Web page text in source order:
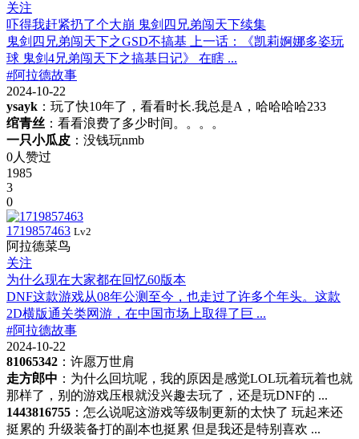
关注
吓得我赶紧扔了个大崩 鬼剑四兄弟闯天下续集
鬼剑四兄弟闯天下之GSD不搞基 上一话：《凯莉婀娜多姿玩
球 鬼剑4兄弟闯天下之搞基日记》 在瞎 ...
#阿拉德故事
2024-10-22
ysayk ：玩了快10年了，看看时长.我总是A，哈哈哈哈233
绾青丝 ：看看浪费了多少时间。。。。
一只小瓜皮 ：没钱玩nmb
0人赞过
1985
3
0
1719857463 Lv2
阿拉德菜鸟
关注
为什么现在大家都在回忆60版本
DNF这款游戏从08年公测至今，也走过了许多个年头。这款
2D横版通关类网游，在中国市场上取得了巨 ...
#阿拉德故事
2024-10-22
81065342 ：许愿万世肩
走方郎中 ：为什么回坑呢，我的原因是感觉LOL玩着玩着也就
那样了，别的游戏压根就没兴趣去玩了，还是玩DNF的 ...
1443816755 ：怎么说呢这游戏等级制更新的太快了 玩起来还
挺累的 升级装备打的副本也挺累 但是我还是特别喜欢 ...